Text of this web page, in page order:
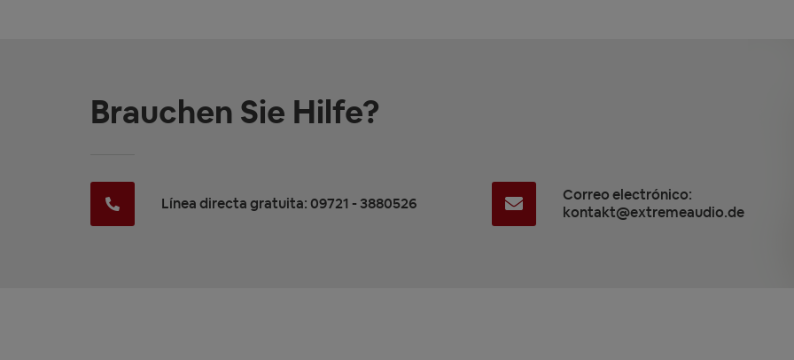
Brauchen Sie Hilfe?
Línea directa gratuita: 09721 - 3880526
Correo electrónico:
kontakt@extremeaudio.de